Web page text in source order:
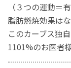
（３つの運動＝
脂肪燃焼効果は
このカーブス独
1101%のお医者